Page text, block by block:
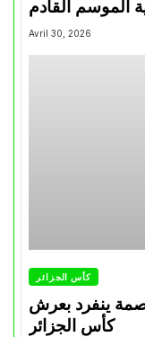
Avril 30, 2026
كأس الجزائر
ينفرد بعرش
كأس الجزائر